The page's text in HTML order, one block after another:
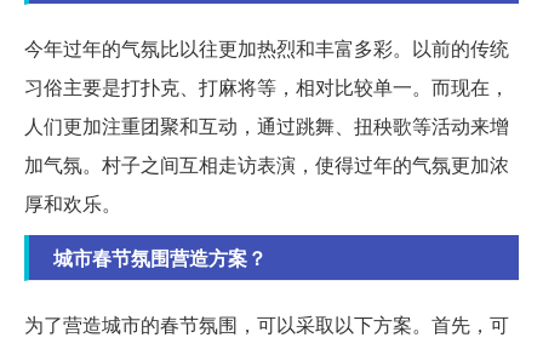
今年过年的气氛比以往更加热烈和丰富多彩。以前的传统
习俗主要是打扑克、打麻将等，相对比较单一。而现在，
人们更加注重团聚和互动，通过跳舞、扭秧歌等活动来增
加气氛。村子之间互相走访表演，使得过年的气氛更加浓
厚和欢乐。
城市春节氛围营造方案？
为了营造城市的春节氛围，可以采取以下方案。首先，可